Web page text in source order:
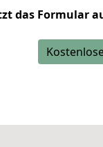
das Formular